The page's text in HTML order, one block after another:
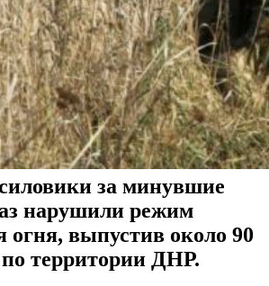
за минувшие
нарушили режим
огня, выпустив около 90
по территории ДНР.